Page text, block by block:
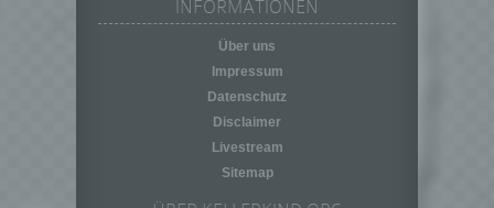
INFORMATIONEN
Über uns
Impressum
Datenschutz
Disclaimer
Livestream
Sitemap
personenbezogener Daten in einer Weise,
auf welche die personenbezogenen Daten
Informationen nicht mehr einer spezifischen
betroffenen Person zugeordnet werden
können, sofern diese zusätzlichen
Informationen gesondert aufbewahrt werden
und technischen und organisatorischen